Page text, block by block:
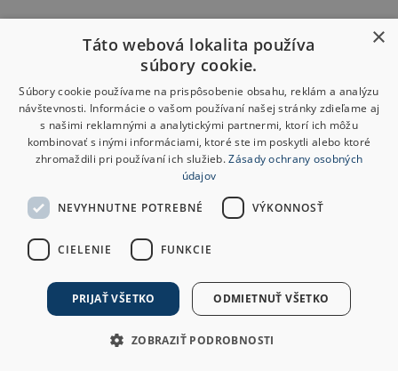
×
Táto webová lokalita používa
súbory cookie.
Súbory cookie používame na prispôsobenie obsahu, reklám a analýzu
návštevnosti. Informácie o vašom používaní našej stránky zdieľame aj
s našimi reklamnými a analytickými partnermi, ktorí ich môžu
kombinovať s inými informáciami, ktoré ste im poskytli alebo ktoré
zhromaždili pri používaní ich služieb.Zásady ochrany osobných
údajov
NEVYHNUTNE POTREBNÉ VÝKONNOSŤ
CIELENIE FUNKCIE
PRIJAŤ VŠETKO ODMIETNUŤ VŠETKO
ZOBRAZIŤ PODROBNOSTI